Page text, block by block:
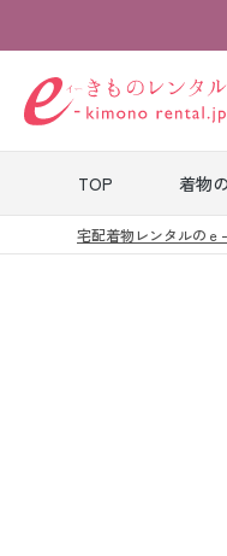
TOP 着物
宅配着物レンタルのｅ